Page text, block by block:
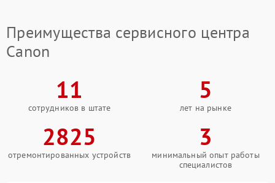
Преимущества сервисного центра
Canon
11
сотрудников в штате
5
лет на рынке
2825
отремонтированных устройств
3
минимальный опыт работы
специалистов